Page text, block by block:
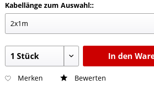
Kabellänge zum Auswahl::
In den
Merken Bewerten